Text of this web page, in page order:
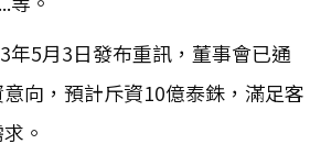
年5月3日發布重訊，董事會已通
向，預計斥資10億泰銖，滿足客
。